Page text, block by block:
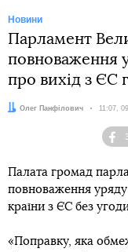
Новини
Парламент
повноваження
про вихід з ЄС
Автор:
Олег Панфілович Дата:
11:07,
Палата громад
повноваження уряду
країни з ЄС без
«Поправку, яка